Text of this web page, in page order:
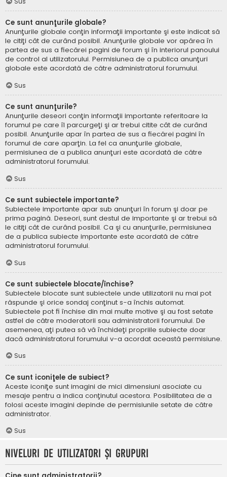
Ce sunt anunţurile globale?
Anunţurile globale conţin informaţii importante şi este indicat să
le citiţi cât de curând posibil. Anunţurile globale vor apărea în
partea de sus a fiecărei pagini de forum şi în interiorul panoului
de control al utilizatorului. Permisiunea de a publica anunţuri
globale este acordată de către administratorul forumului.
Sus
Ce sunt anunţurile?
Anunţurile deseori conţin informaţii importante referitoare la
forumul pe care îl parcurgeţi şi ar trebui citite cât de curând
posibil. Anunţurile apar în partea de sus a fiecărei pagini în
forumul de care aparţin. La fel ca anunţurile globale,
permisiunea de a publica anunţuri este acordată de către
administratorul forumului.
Sus
Ce sunt subiectele importante?
Subiectele importante apar sub anunţuri în forum şi doar pe
prima pagină. Deseori, sunt destul de importante şi ar trebui să
le citiţi cât de curând posibil. Ca şi cu anunţurile, permisiunea
de a publica subiecte importante este acordată de către
administratorul forumului.
Sus
Ce sunt subiectele blocate/închise?
Subiectele blocate sunt subiectele unde utilizatorii nu mai pot
răspunde şi orice sondaj conţinut s-a închis automat.
Subiectele pot fi închise din mai multe motive şi au fost setate
astfel de către moderatorii sau administratorii forumului. De
asemenea, aţi putea să vă închideţi propriile subiecte doar
dacă administratorul forumului v-a acordat această permisiune.
Sus
Ce sunt iconiţele de subiect?
Aceste iconiţe sunt imagini de mici dimensiuni asociate cu
mesaje pentru a indica conţinutul acestora. Posibilitatea de a
folosi aceste imagini depinde de permisiunile setate de către
administrator.
Sus
Niveluri de utilizatori şi grupuri